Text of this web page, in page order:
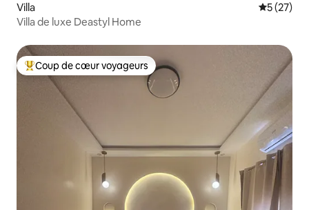
Villa
5 (27)
Villa de luxe Deastyl Home
Coups de cœur voyageurs les plus appréciés
Coup de cœur voyageurs